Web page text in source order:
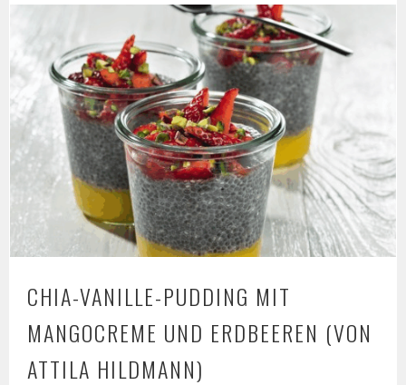
CHIA-VANILLE-PUDDING MIT
MANGOCREME UND ERDBEEREN (VON
ATTILA HILDMANN)